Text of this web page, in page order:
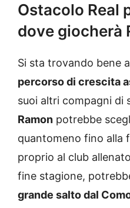
Ostacolo Real
dove giocherà
Si sta trovando bene
percorso di crescita
suoi altri compagni di
Ramon potrebbe
quantomeno fino alla
proprio al club
fine stagione,
grande salto dal